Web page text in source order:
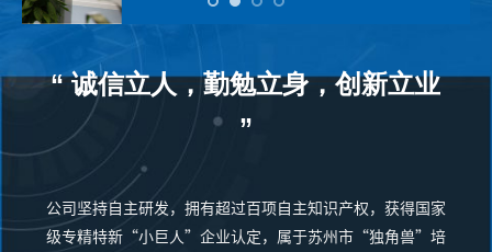
“ 诚信立人，勤勉立身，创新立业
”
公司坚持自主研发，拥有超过百项自主知识产权，获得国家
级专精特新“小巨人”企业认定，属于苏州市“独角兽”培